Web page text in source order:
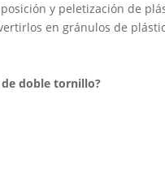
y peletización de
en gránulos de
de doble tornillo?